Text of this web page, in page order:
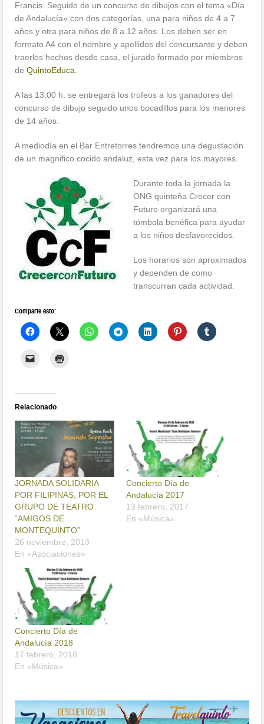
Francis. Seguido de un concurso de dibujos con el tema «Día
de Andalucía» con dos categorías, una para niños de 4 a 7
años y otra para niños de 8 a 12 años. Los deben ser en
formato A4 con el nombre y apellidos del concursante y deben
traerlos hechos desde casa, el jurado formado por miembros
deQuintoEduca
A las 13:00 h. se entregará los trofeos a los ganadores del
concurso de dibujo seguido unos bocadillos para los menores
de 14 años.
A mediodía en el Bar Entretorres tendremos una degustación
de un magnifico cocido andaluz, esta vez para los mayores.
Durante toda la jornada la
ONG quinteña Crecer con
Futuro organizará una
tómbola benéfica para ayudar
a los niños desfavorecidos.
Los horarios son aproximados
y dependen de como
transcurran cada actividad.
Comparte esto:
Relacionado
JORNADA SOLIDARIA
POR FILIPINAS, POR EL
GRUPO DE TEATRO
“AMIGOS DE
MONTEQUINTO”
26 noviembre, 2013
En «Asociaciones»
Concierto Día de
Andalucía 2017
13 febrero, 2017
En «Música»
Concierto Día de
Andalucía 2018
17 febrero, 2018
En «Música»